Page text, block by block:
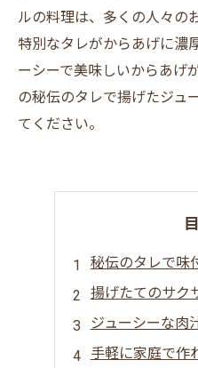
ルの料理は、多くの人々の
特別なタレがからあげに濃
ーシーで美味しいからあげ
の秘伝のタレで揚げたジュ
てください。
秘伝のタレで味
揚げたてのサク
ジューシーな肉
手軽に家庭で作